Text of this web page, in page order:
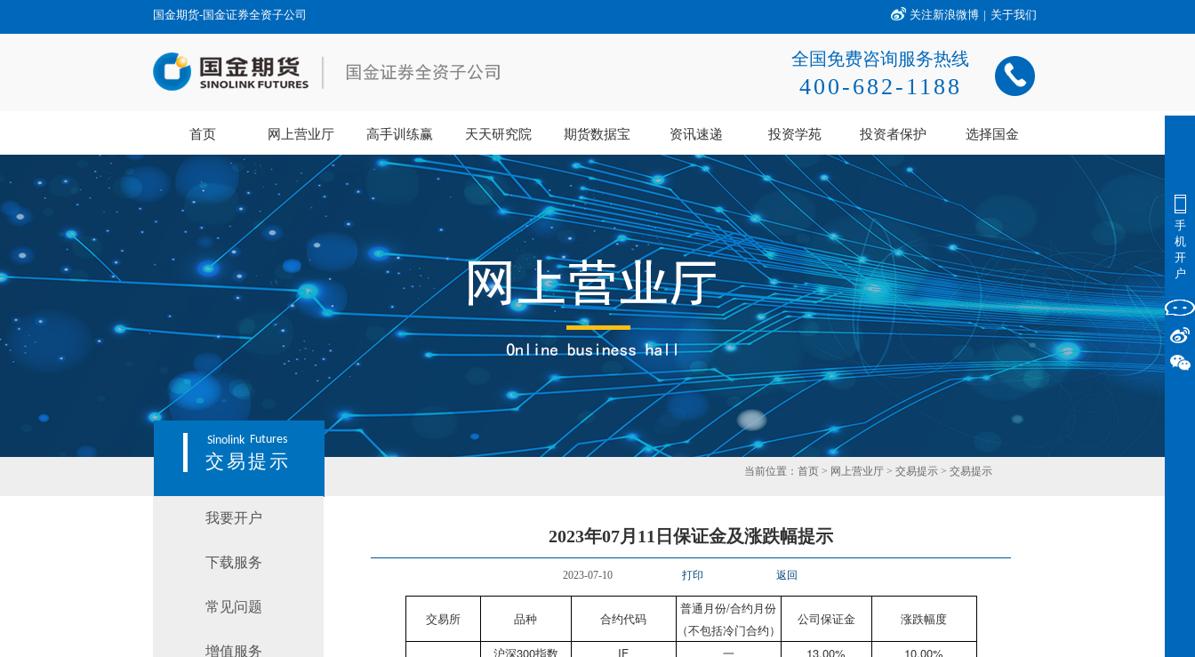
国金期货-国金证券全资子公司 关注新浪微博 | 关于我们
全国免费咨询服务热线
400-682-1188
首页 网上营业厅 高手训练赢 天天研究院 期货数据宝 资讯速递 投资学苑 投资者保护 选择国金
Sinolink Futures
交易提示 当前位置： 首页 > 网上营业厅 > 交易提示 > 交易提示
我要开户
下载服务
常见问题
增值服务
2023年07月11日保证金及涨跌幅提示
2023-07-10 打印 返回
交易所 品种 合约代码
普通月份/合约月份
（不包括冷门合约）
公司保证金 涨跌幅度
沪深300指数 IF 一 13.00%
10.00%
手
机
开
户